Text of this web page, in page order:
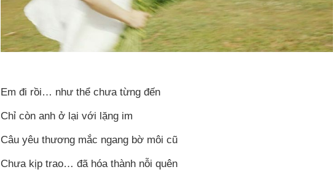
Em đi rồi… như thể chưa từng đến
Chỉ còn anh ở lại với lặng im
Câu yêu thương mắc ngang bờ môi cũ
Chưa kịp trao… đã hóa thành nỗi quên